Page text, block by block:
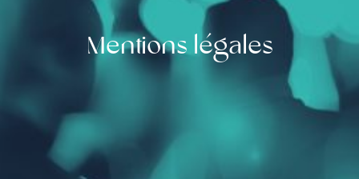
Mentions légales